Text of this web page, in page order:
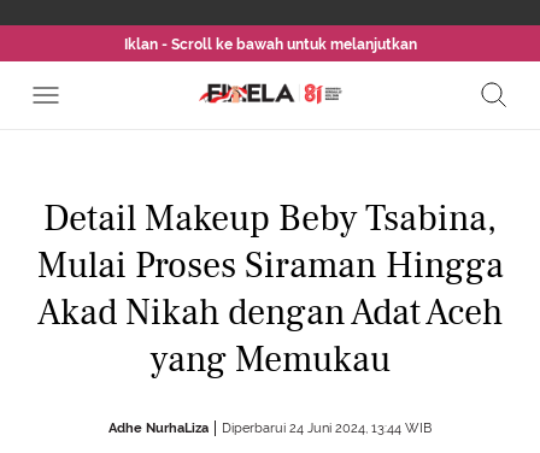
Iklan - Scroll ke bawah untuk melanjutkan
Detail Makeup Beby Tsabina,
Mulai Proses Siraman Hingga
Akad Nikah dengan Adat Aceh
yang Memukau
Adhe NurhaLiza Diperbarui 24 Juni 2024, 13:44 WIB